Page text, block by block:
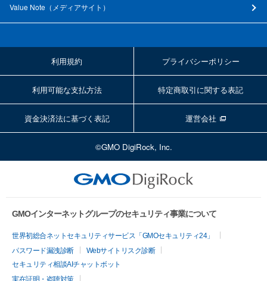
Value Note（ メディアサイト ）
利用規約 プライバシーポリシー
利用可能な支払方法 特定商取引に関する表記
資金決済法に基づく表記 運営会社
©GMO DigiRock, Inc.
GMOインターネットグループのセキュリティ事業について
世界初総合ネットセキュリティサービス「GMOセキュリティ24」
パスワード漏洩診断
Webサイトリスク診断
セキュリティ相談AIチャットボット
実在証明・盗聴対策